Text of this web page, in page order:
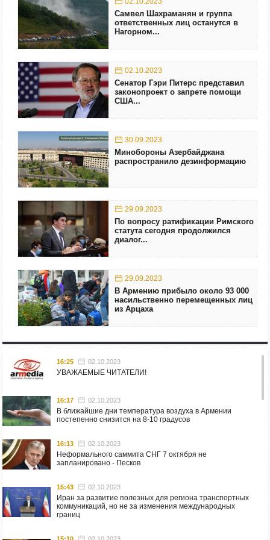
Самвел Шахраманян и группа
ответственных лиц останутся в
Нагорном...
02.10.2023
Сенатор Гэри Питерс представил
законопроект о запрете помощи
США...
30.09.2023
Минобороны Азербайджана
распространило дезинформацию
29.09.2023
По вопросу ратификации Римского
статута сегодня продолжился
диалог...
29.09.2023
В Армению прибыло около 93 000
насильственно перемещенных лиц
из Арцаха
16:25 02.10.2023
УВАЖАЕМЫЕ ЧИТАТЕЛИ!
16:17 02.10.2023
В ближайшие дни температура воздуха в Армении
постепенно снизится на 8-10 градусов
16:13 02.10.2023
Неформального саммита СНГ 7 октября не
запланировано - Песков
15:43 02.10.2023
Иран за развитие полезных для региона транспортных
коммуникаций, но не за изменения международных
границ